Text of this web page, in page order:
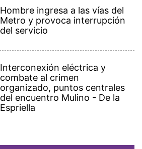
Hombre ingresa a las vías del
Metro y provoca interrupción
del servicio
Interconexión eléctrica y
combate al crimen
organizado, puntos centrales
del encuentro Mulino - De la
Espriella